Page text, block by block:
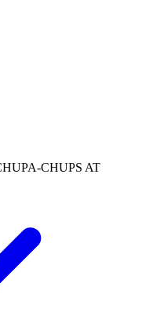
CHUPS AT